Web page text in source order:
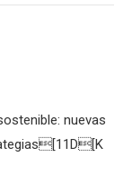
nuevas